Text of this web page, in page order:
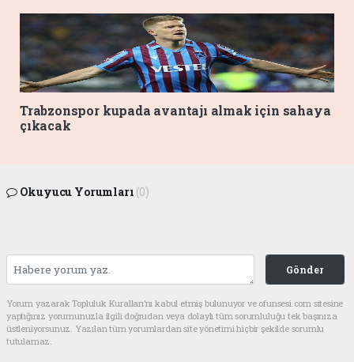
Trabzonspor kupada avantajı almak için sahaya
çıkacak
Okuyucu Yorumları (0)
Gönder
Yorum yazarak Topluluk Kuralları’nı kabul etmiş bulunuyor ve ofunsesi.com sitesine
yaptığınız yorumunuzla ilgili doğrudan veya dolaylı tüm sorumluluğu tek başınıza
üstleniyorsunuz. Yazılan tüm yorumlardan site yönetimi hiçbir şekilde sorumlu
tutulamaz.